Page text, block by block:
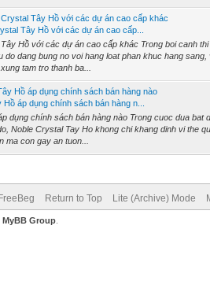
Tây Hồ với các dự án cao cấp khác
Tây Hồ với các dự án cao cấp...
Hồ với các dự án cao cấp khác Trong boi canh thi
do dang bung no voi hang loat phan khuc hang sang,
tam tro thanh ba...
Hồ áp dụng chính sách bán hàng nào
áp dụng chính sách bán hàng n...
dụng chính sách bán hàng nào Trong cuoc dua bat
Noble Crystal Tay Ho khong chi khang dinh vi the
ma con gay an tuon...
FreeBeg Return to Top Lite (Archive) Mode
MyBB Group